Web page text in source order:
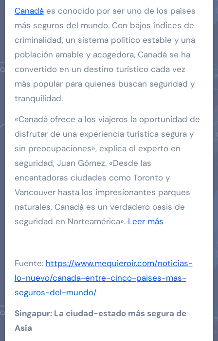
Canadáes conocido por ser uno de los países
más seguros del mundo. Con bajos índices de
criminalidad, un sistema político estable y una
población amable y acogedora, Canadá se ha
convertido en un destino turístico cada vez
más popular para quienes buscan seguridad y
tranquilidad.
«Canadá ofrece a los viajeros la oportunidad de
disfrutar de una experiencia turística segura y
sin preocupaciones», explica el experto en
seguridad, Juan Gómez. «Desde las
encantadoras ciudades como Toronto y
Vancouver hasta los impresionantes parques
naturales, Canadá es un verdadero oasis de
seguridad en Norteamérica». Leer más
Fuente: https://www.mequieroir.com/noticias-
lo-nuevo/canada-entre-cinco-paises-mas-
seguros-del-mundo/
Singapur: La ciudad-estado más segura de
Asia